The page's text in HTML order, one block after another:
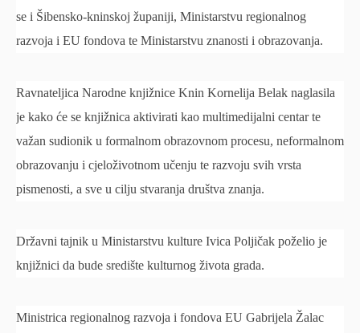
se i Šibensko-kninskoj županiji, Ministarstvu regionalnog
razvoja i EU fondova te Ministarstvu znanosti i obrazovanja.
Ravnateljica Narodne knjižnice Knin Kornelija Belak naglasila
je kako će se knjižnica aktivirati kao multimedijalni centar te
važan sudionik u formalnom obrazovnom procesu, neformalnom
obrazovanju i cjeloživotnom učenju te razvoju svih vrsta
pismenosti, a sve u cilju stvaranja društva znanja.
Državni tajnik u Ministarstvu kulture Ivica Poljičak poželio je
knjižnici da bude središte kulturnog života grada.
Ministrica regionalnog razvoja i fondova EU Gabrijela Žalac